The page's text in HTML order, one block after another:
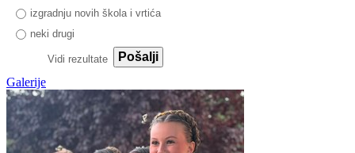
izgradnju novih škola i vrtića
neki drugi
Vidi rezultate
Pošalji
Galerije